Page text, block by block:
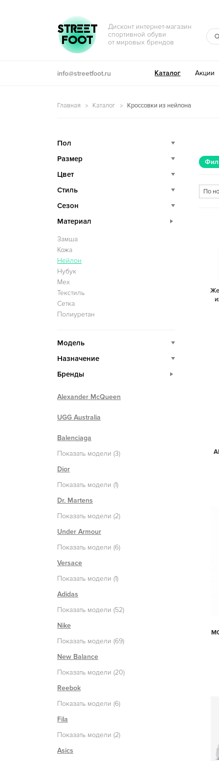
Перейти к навигации
Перейти к содержимому
STREET
FOOT
Дисконт интернет-магазин
спортивной обуви
от мировых брендов
info@streetfoot.ru Каталог Акции
Главная Каталог Кроссовки из нейлона
Пол
Размер
Цвет
Стиль
Сезон
Материал
Замша
Кожа
Нейлон
Нубук
Мех
Текстиль
Сетка
Полиуретан
Модель
Назначение
Бренды
Alexander McQueen
UGG Australia
Balenciaga
Показать модели (3)
Dior
Показать модели (1)
Dr. Martens
Показать модели (2)
Under Armour
Показать модели (6)
Versace
Показать модели (1)
Adidas
Показать модели (52)
Nike
Показать модели (69)
New Balance
Показать модели (20)
Reebok
Показать модели (6)
Fila
Показать модели (2)
Asics